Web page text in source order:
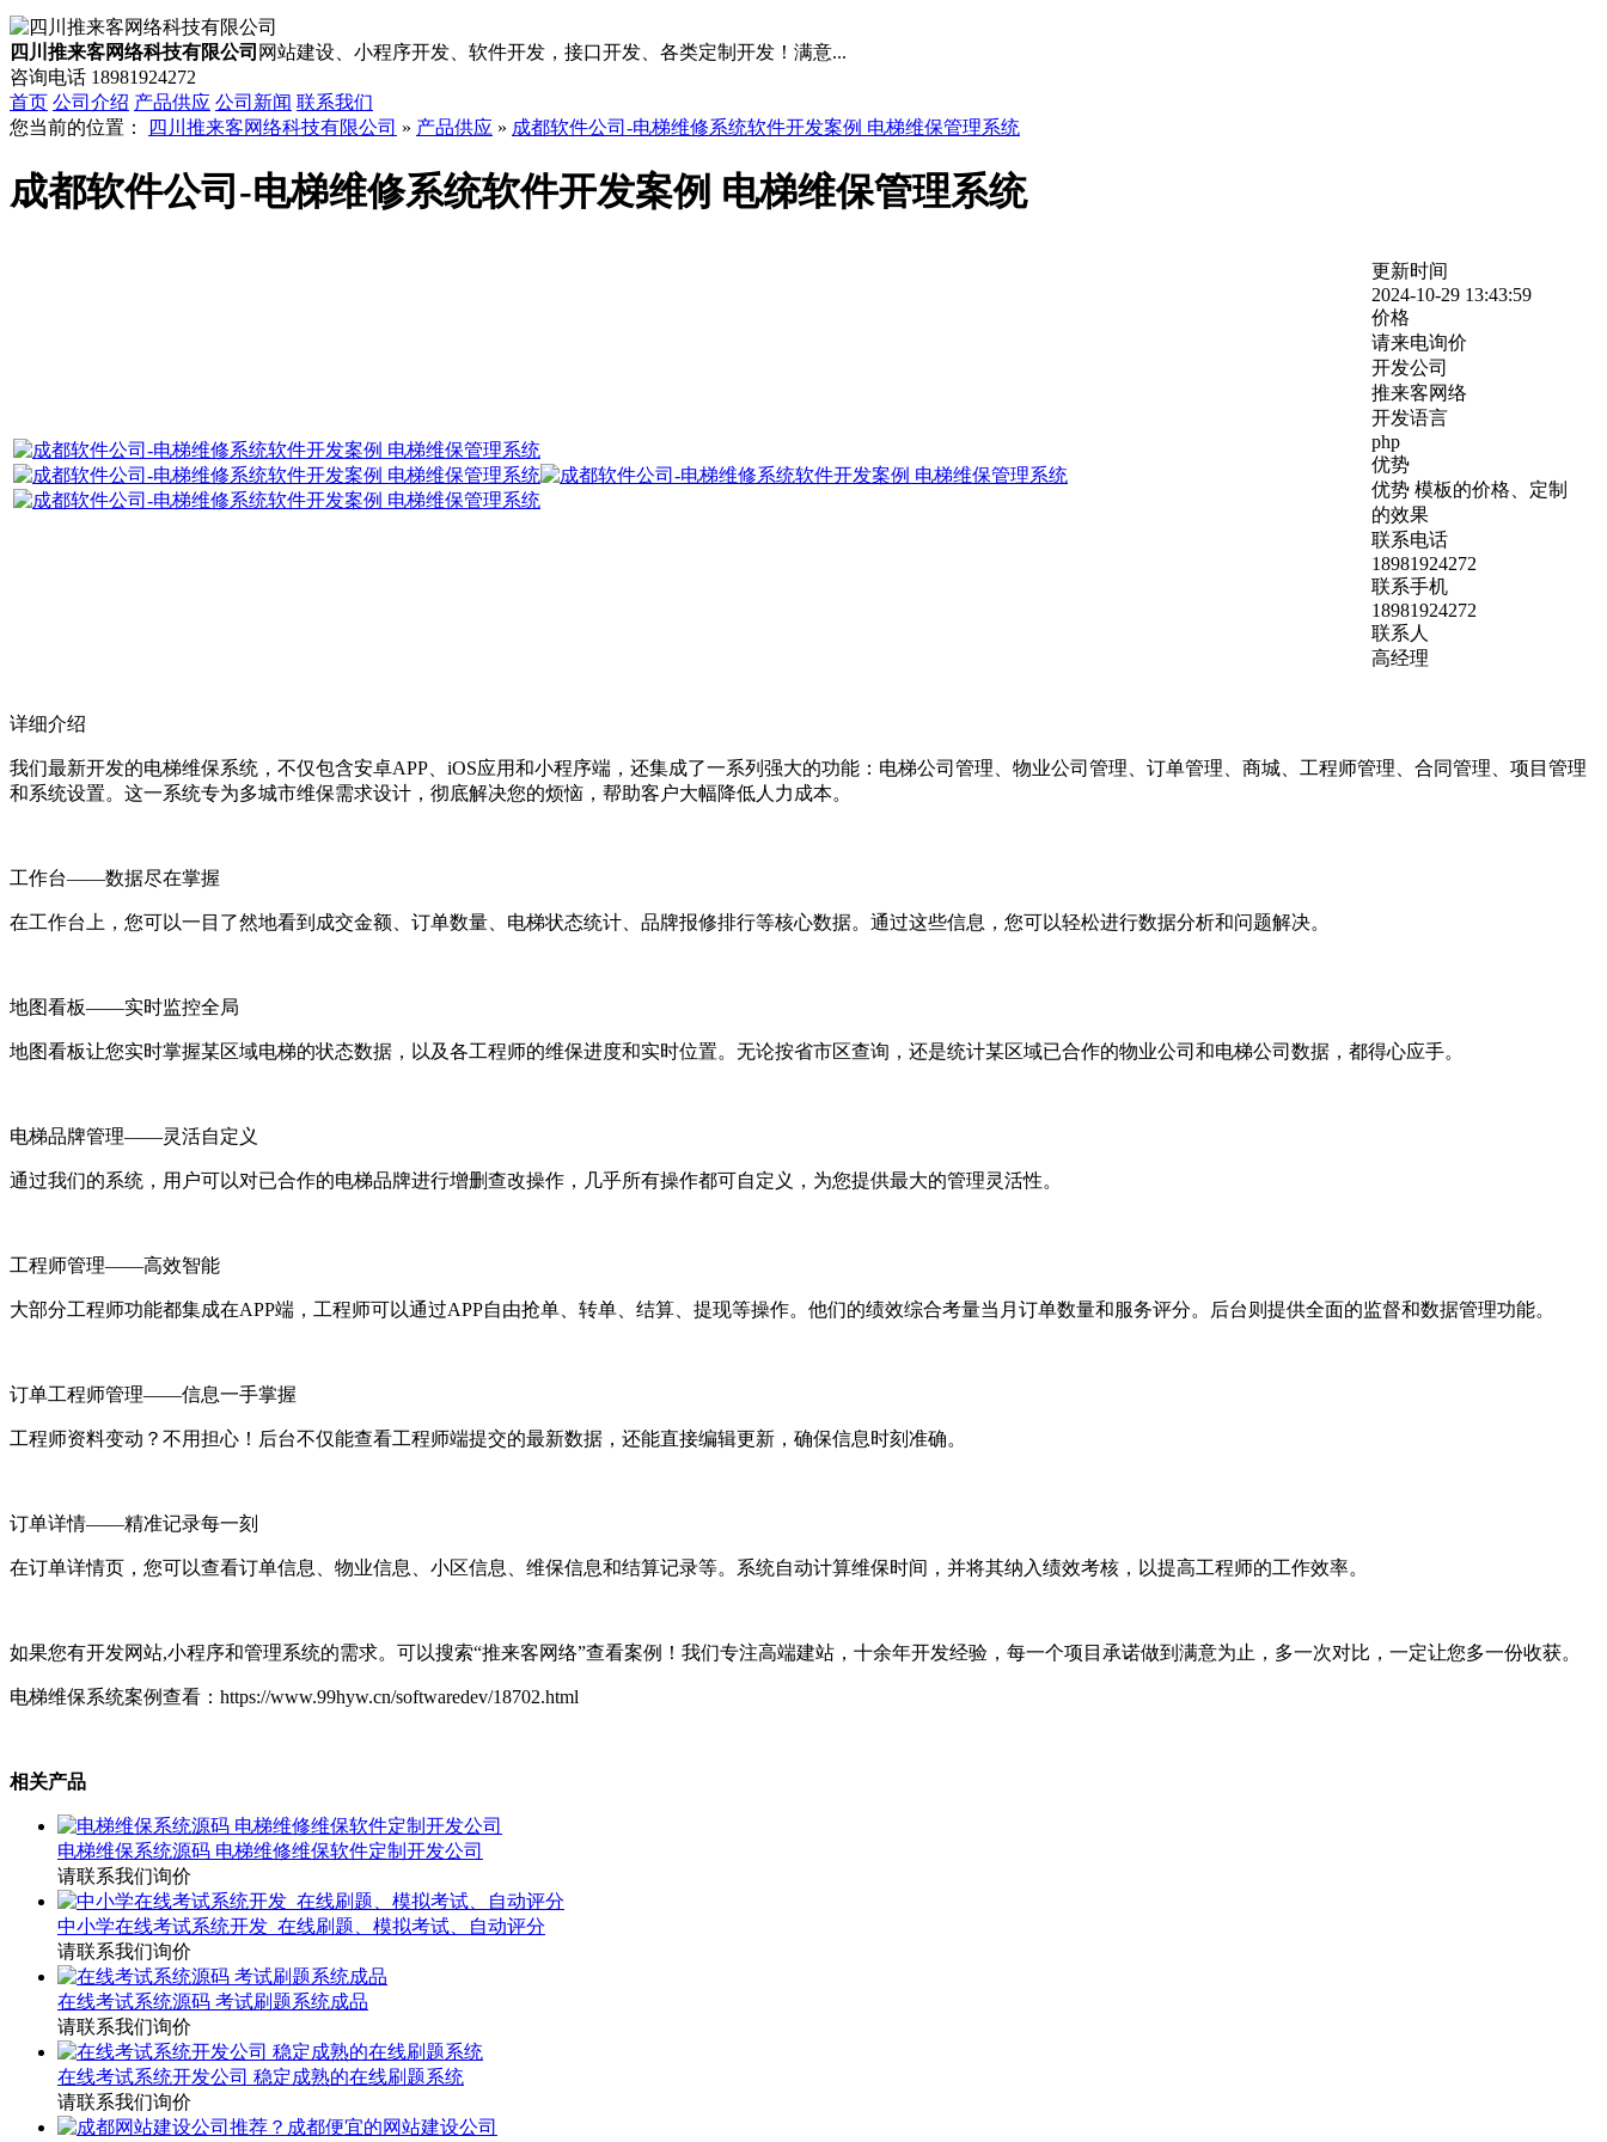
四川推来客网络科技有限公司 网站建设、小程序开发、软件开发，接口开发、各类定制开发！满意...
咨询电话 18981924272
首页 公司介绍 产品供应 公司新闻 联系我们
您当前的位置：
四川推来客网络科技有限公司 » 产品供应 » 成都软件公司-电梯维修系统软件开发案例 电梯维保管理系统
成都软件公司-电梯维修系统软件开发案例 电梯维保管理系统
更新时间
2024-10-29 13:43:59
价格
请来电询价
开发公司
推来客网络
开发语言
php
优势
优势 模板的价格、定制
的效果
联系电话
18981924272
联系手机
18981924272
联系人
高经理
详细介绍
我们最新开发的电梯维保系统，不仅包含安卓APP、iOS应用和小程序端，还集成了一系列强大的功能：电梯公司管理、物业公司管理、订单管理、商城、工程师管理、合同管理、项目管理
和系统设置。这一系统专为多城市维保需求设计，彻底解决您的烦恼，帮助客户大幅降低人力成本。
工作台——数据尽在掌握
在工作台上，您可以一目了然地看到成交金额、订单数量、电梯状态统计、品牌报修排行等核心数据。通过这些信息，您可以轻松进行数据分析和问题解决。
地图看板——实时监控全局
地图看板让您实时掌握某区域电梯的状态数据，以及各工程师的维保进度和实时位置。无论按省市区查询，还是统计某区域已合作的物业公司和电梯公司数据，都得心应手。
电梯品牌管理——灵活自定义
通过我们的系统，用户可以对已合作的电梯品牌进行增删查改操作，几乎所有操作都可自定义，为您提供最大的管理灵活性。
工程师管理——高效智能
大部分工程师功能都集成在APP端，工程师可以通过APP自由抢单、转单、结算、提现等操作。他们的绩效综合考量当月订单数量和服务评分。后台则提供全面的监督和数据管理功能。
订单工程师管理——信息一手掌握
工程师资料变动？不用担心！后台不仅能查看工程师端提交的最新数据，还能直接编辑更新，确保信息时刻准确。
订单详情——精准记录每一刻
在订单详情页，您可以查看订单信息、物业信息、小区信息、维保信息和结算记录等。系统自动计算维保时间，并将其纳入绩效考核，以提高工程师的工作效率。
如果您有开发网站,小程序和管理系统的需求。可以搜索“推来客网络”查看案例！我们专注高端建站，十余年开发经验，每一个项目承诺做到满意为止，多一次对比，一定让您多一份收获。
电梯维保系统案例查看：https://www.99hyw.cn/softwaredev/18702.html
相关产品
电梯维保系统源码 电梯维修维保软件定制开发公司
请联系我们询价
中小学在线考试系统开发_在线刷题、模拟考试、自动评分
请联系我们询价
在线考试系统源码 考试刷题系统成品
请联系我们询价
在线考试系统开发公司 稳定成熟的在线刷题系统
请联系我们询价